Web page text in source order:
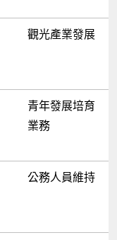
觀光產業發展
青年發展培育
業務
公務人員維持